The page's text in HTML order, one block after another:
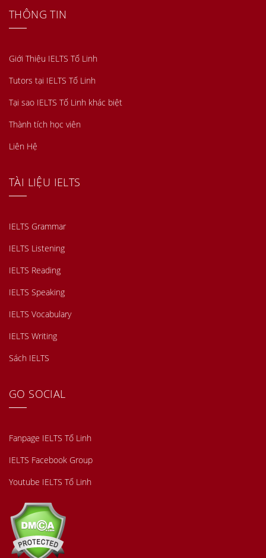
THÔNG TIN
Giới Thiệu IELTS Tố Linh
Tutors tại IELTS Tố Linh
Tại sao IELTS Tố Linh khác biệt
Thành tích học viên
Liên Hệ
TÀI LIỆU IELTS
IELTS Grammar
IELTS Listening
IELTS Reading
IELTS Speaking
IELTS Vocabulary
IELTS Writing
Sách IELTS
GO SOCIAL
Fanpage IELTS Tố Linh
IELTS Facebook Group
Youtube IELTS Tố Linh